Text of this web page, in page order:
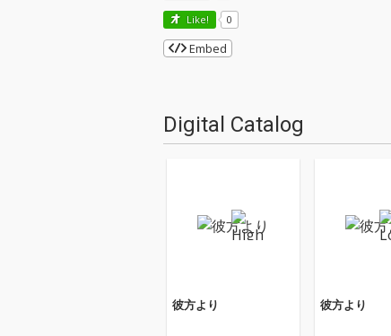
Like! 0
Embed
Digital Catalog
彼方より 彼方より